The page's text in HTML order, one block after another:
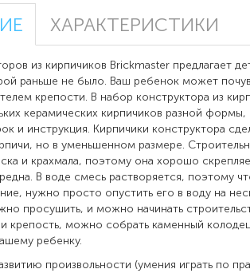
ХАРАКТЕРИСТИКИ
из кирпичиков Brickmaster предлагает
раньше не было. Ваш ребенок может
крепости. В набор конструктора из
керамических кирпичиков разной формы,
и инструкция. Кирпичики конструктора
но в уменьшенном размере.
и крахмала, поэтому она хорошо
В воде смесь растворяется, поэтому
нужно просто опустить его в воду на
просушить, и можно начинать
крепость, можно собрать каменный
ребенку.
произвольности (умения играть по